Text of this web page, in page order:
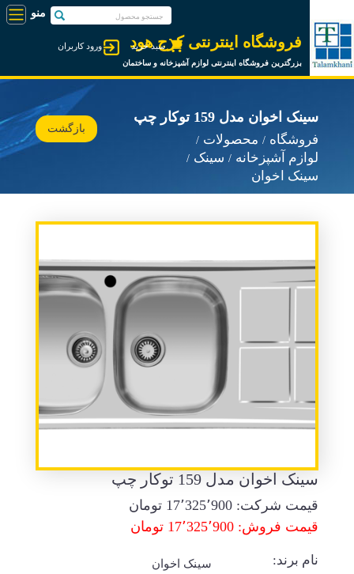
فروشگاه اینترنتی کرج هود
بزرگترین فروشگاه اینترنتی لوازم آشپزخانه و ساختمان
ورود کاربران سبد خرید
سینک اخوان مدل 159 توکار چپ
فروشگاه
محصولات
لوازم آشپزخانه
سینک
سینک اخوان
بازگشت
سینک اخوان مدل 159 توکار چپ
قیمت شرکت: 17٬325٬900 تومان
قیمت فروش: 17٬325٬900 تومان
نام برند: سینک اخوان